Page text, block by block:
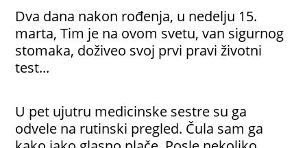
Dva dana nakon rođenja, u nedelju 15.
marta, Tim je na ovom svetu, van sigurnog
stomaka, doživeo svoj prvi pravi životni
test...
U pet ujutru medicinske sestre su ga
odvele na rutinski pregled. Čula sam ga